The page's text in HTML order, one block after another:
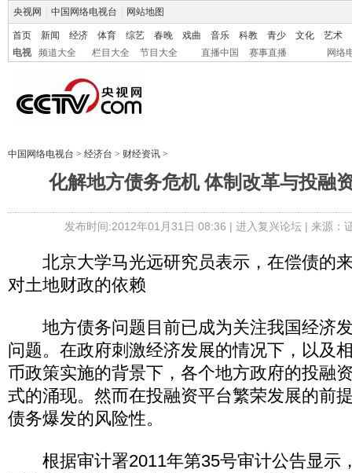
央视网 中国网络电视台 网站地图
首页 新闻 经济 体育 综艺 春晚 戏曲 音乐 科教 青少 文化
艺术
电视
频道大全 栏目大全 节目大全 直播中国 赛事直播 网络
中国网络电视台 > 经济台 > 财经资讯 >
化解地方债务危机 体制改革与投融
发布时间:2012年01月31日 08:36 | 进入复兴论坛| 来源：
北京大学马光远研究员表示，在偿债的
对土地财政的依赖
地方债务问题目前已成为关注我国经济
问题。在政府刺激经济发展的情况下，以及
币政策实施的背景下，各个地方政府的投融
式的涌现。然而在投融资平台繁荣发展的前
债务爆发的风险性。
根据审计署2011年第35号审计公告显示